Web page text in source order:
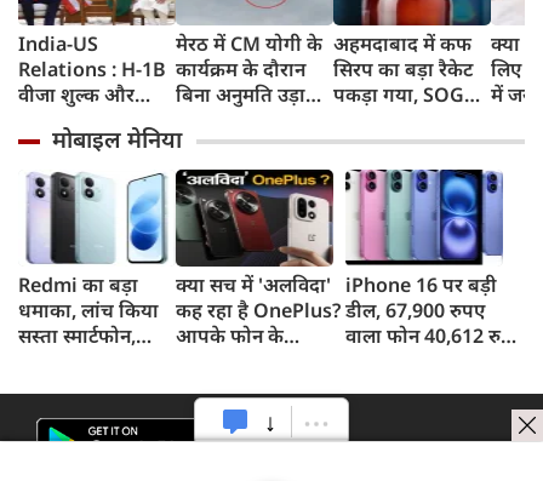
India-US
Relations : H-1B
वीजा शुल्क और
अलावा PM मोदी ने
अमेरिकी उपराष्ट्रपति
जेडी वेंस किन मुद्दों पर
की चर्चा
मेरठ में CM योगी के
कार्यक्रम के दौरान
बिना अनुमति उड़ाया
को किया गिरफ्तार
अहमदाबाद में कफ
सिरप का बड़ा रैकेट
पकड़ा गया, SOG
रुपए लाख का माल
जब्त किया
क्या
लिए 8
में
मोबाइल मेनिया
Redmi का बड़ा
धमाका, लांच किया
सस्ता स्मार्टफोन,
क्या सच में 'अलविदा'
कह रहा है OnePlus?
आपके फोन के
iPhone 16 पर बड़ी
डील, 67,900 रुपए
वाला फोन 40,612 रुपए